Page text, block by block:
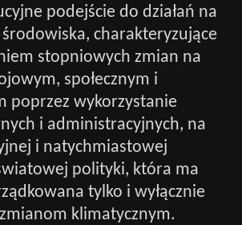
podejście do działań na
charakteryzujące
stopniowych zmian na
społecznym i
poprzez wykorzystanie
i administracyjnych, na
i natychmiastowej
polityki, która ma
tylko i wyłącznie
klimatycznym.